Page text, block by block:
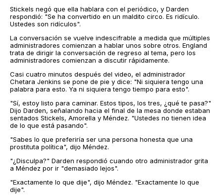
Stickels negó que ella hablara con el periódico, y Darden
respondió: "Se ha convertido en un maldito circo. Es ridículo.
Ustedes son ridículos".
La conversación se vuelve indescifrable a medida que múltiples
administradores comienzan a hablar unos sobre otros. England
trata de dirigir la conversación de regreso al tema, pero los
administradores comienzan a discutir rápidamente.
Casi cuatro minutos después del video, el administrador
Chetara Jenkins se pone de pie y dice: "Ni siquiera tengo una
palabra para esto. Ya ni siquiera tengo tiempo para esto".
"Sí, estoy listo para caminar. Estos tipos, los tres, ¿qué te pasa?"
Dijo Darden, señalando hacia el final de la mesa donde estaban
sentados Stickels, Amorella y Méndez. "Ustedes no tienen idea
de lo que está pasando".
"Sabes lo que preferiría ser una persona honesta que una
prostituta política", dijo Méndez.
"¿Disculpa?" Darden respondió cuando otro administrador grita
a Méndez por ir "demasiado lejos".
"Exactamente lo que dije", dijo Méndez. "Exactamente lo que
dije".